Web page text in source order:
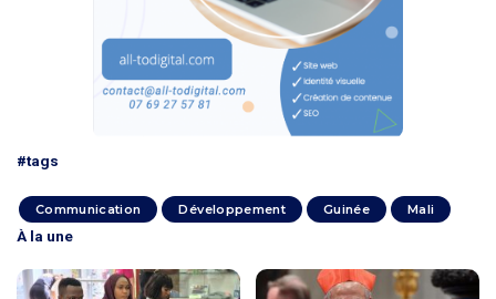
#tags
Communication Développement Guinée Mali
À la une